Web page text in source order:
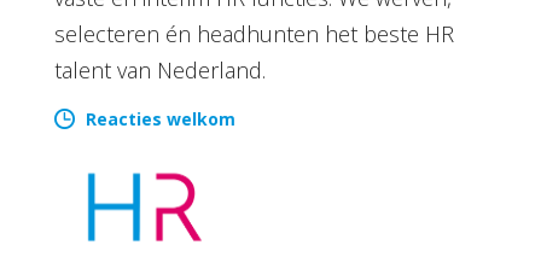
selecteren én headhunten het beste HR
talent van Nederland.
Reacties welkom